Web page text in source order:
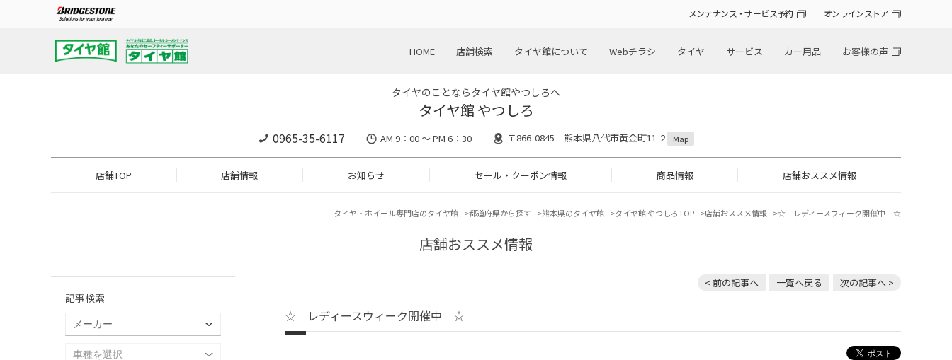
メンテナンス・サービス予約 オンラインストア
HOME 店舗検索 タイヤ館について Webチラシ タイヤ サービス カー用品 お客様の声
タイヤのことならタイヤ館やつしろへ
タイヤ館 やつしろ
0965-35-6117 AM 9：00 ～ PM 6：30 〒866-0845 熊本県八代市黄金町11-2 Map
店舗TOP 店舗情報 お知らせ セール・クーポン情報 商品情報 店舗おススメ情報
タイヤ・ホイール専門店のタイヤ館 都道府県から探す 熊本県のタイヤ館 タイヤ館 やつしろTOP 店舗おススメ情報 ☆ レディースウィーク開催中 ☆
店舗おススメ情報
< 前の記事へ 一覧へ戻る 次の記事へ >
☆ レディースウィーク開催中 ☆
記事検索